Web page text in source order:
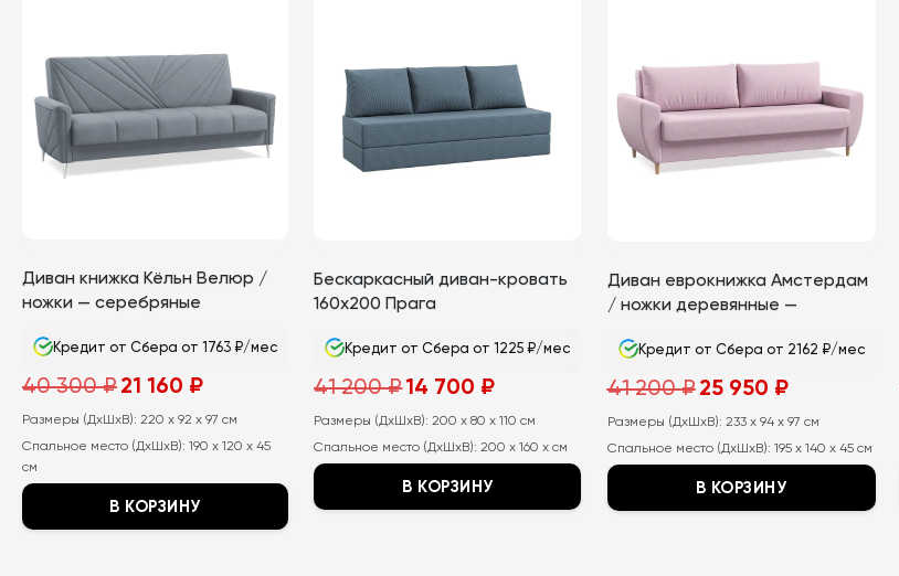
Диван книжка Кёльн Велюр /
ножки — серебряные
Кредит от Сбера от 1763 ₽/мес
40 300₽ Первоначальная
цена
40
300
₽.
21 160 ₽Текущая
160
Размеры (ДхШхВ): 220 x 92 x 97 см
Спальное место (ДхШхВ): 190 x 120 x 45
см
В КОРЗИНУ
Бескаркасный диван-кровать
160х200 Прага
Кредит от Сбера от 1225 ₽/мес
41 200₽Первоначальная
цена
41
200
₽.
14 700 ₽Текущая
700
Размеры (ДхШхВ):200 x 80 x 110 см
Спальное место (ДхШхВ):200 x 160 x см
В КОРЗИНУ
Диван еврокнижка Амстердам
/ ножки деревянные —
Кредит от Сбера от 2162 ₽/мес
41 200₽ Первоначальная
цена
41
200
₽.
25 950 ₽Текущая
цена:
950
Размеры (ДхШхВ): 233 x 94 x 97 см
Спальное место (ДхШхВ): 195 x 140 x 45 см
В КОРЗИНУ